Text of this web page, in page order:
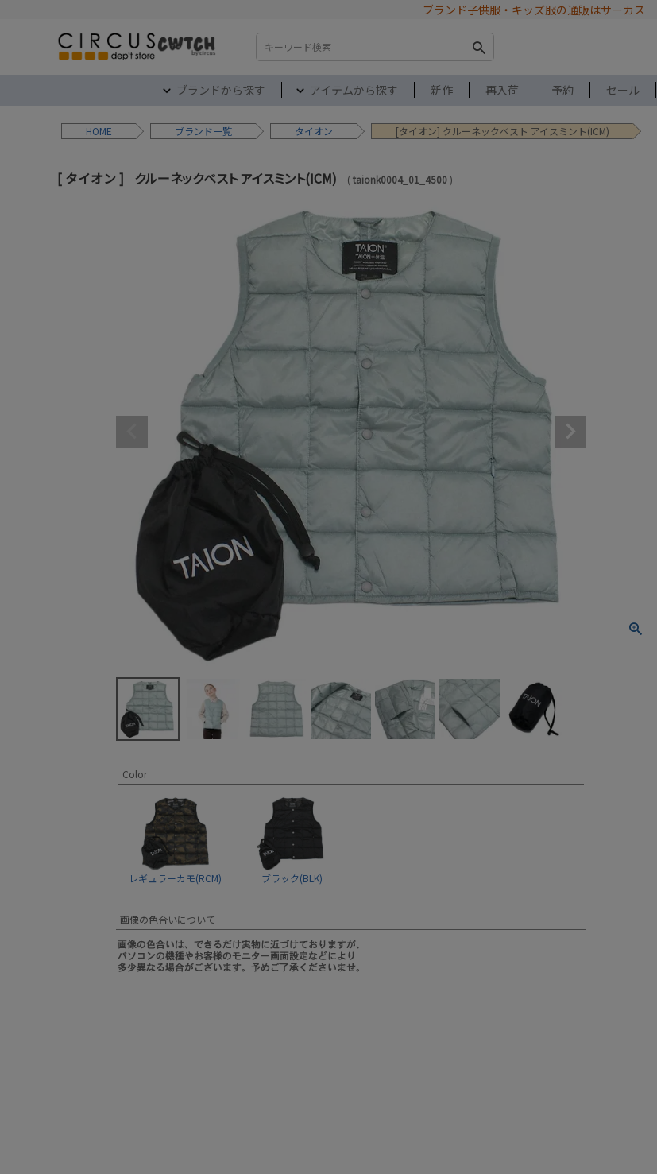
ブランド子供服・キッズ服の通販はサーカス
検索
ブランドから探す アイテムから探す 新作 再入荷 予約 セール
HOME ブランド タイオン [タイオン] クルーネックベスト アイスミント(ICM)
タイオン クルーネックベスト アイスミント(ICM) taionk0004_01_4500
Color
レギュラーカモ(RCM) ブラック(BLK)
画像の色合いについて